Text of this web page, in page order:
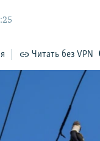
Читать без VPN